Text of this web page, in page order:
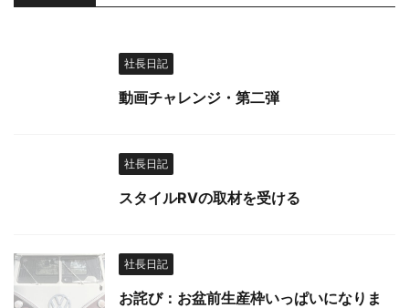
社長日記
動画チャレンジ・第二弾
社長日記
スタイルRVの取材を受ける
社長日記
お詫び：お盆前生産枠いっぱいになりま